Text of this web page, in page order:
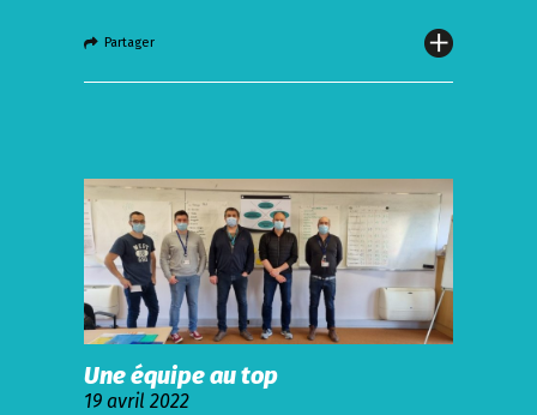
Partager
Une équipe au top
19 avril 2022